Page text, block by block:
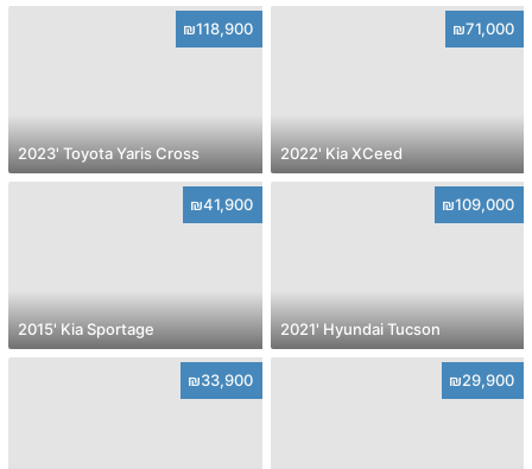
₪118,900
2023' Toyota Yaris Cross
₪71,000
2022' Kia XCeed
₪41,900
2015' Kia Sportage
₪109,000
2021' Hyundai Tucson
₪33,900 ₪29,900